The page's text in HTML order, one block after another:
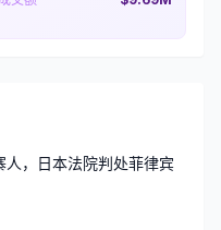
，日本法院判处菲律宾